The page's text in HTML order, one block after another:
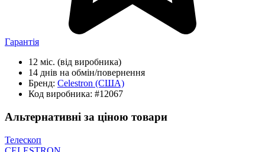
Гарантія
12 міс. (від виробника)
14 днів на обмін/повернення
Бренд: Celestron (США)
Код виробника: #12067
Альтернативні за ціною товари
Телескоп